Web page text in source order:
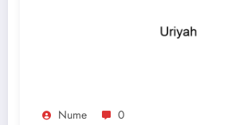
Nume 0